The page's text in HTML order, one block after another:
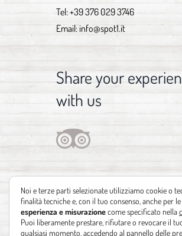
Tel:+39 376 029 3746
Email: info@spot1.it
Share your
with us
Noi e terze parti selezionate utilizziamo cookie o
finalità tecniche e, con il tuo consenso, anche per
esperienza e misurazionecome specificato nella
Puoi liberamente prestare, rifiutare o revocare il
qualsiasi momento, accedendo al pannello delle